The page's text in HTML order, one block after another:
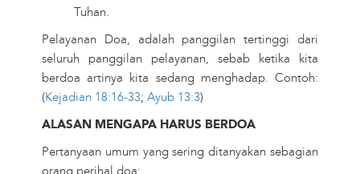
Tuhan.
Pelayanan Doa, adalah panggilan tertinggi dari
seluruh panggilan pelayanan, sebab ketika kita
berdoa artinya kita sedang menghadap. Contoh:
(Kejadian 18:16-33;Ayub 13:3)
ALASAN MENGAPA HARUS BERDOA
Pertanyaan umum yang sering ditanyakan sebagian